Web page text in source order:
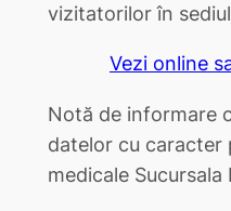
vizitatorilor în
Vezi online
Notă de informare
datelor cu caracter
medicale